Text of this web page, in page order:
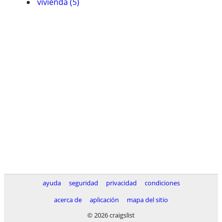
ayuda seguridad privacidad
condiciones
acerca de
aplicación
mapa del sitio
© 2026 craigslist